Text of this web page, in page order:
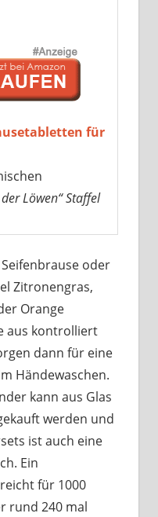
für
Löwen“ Staffel
oder
Zitronengras,
Orange
aus kontrolliert
dann für eine
Händewaschen.
kann aus Glas
werden und
ist auch eine
Ein
für 1000
rund 240 mal